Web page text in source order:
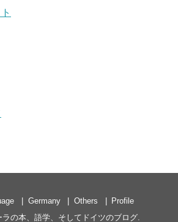
Germany Others
Profile
ラの本、語学、そしてドイツのブログ.